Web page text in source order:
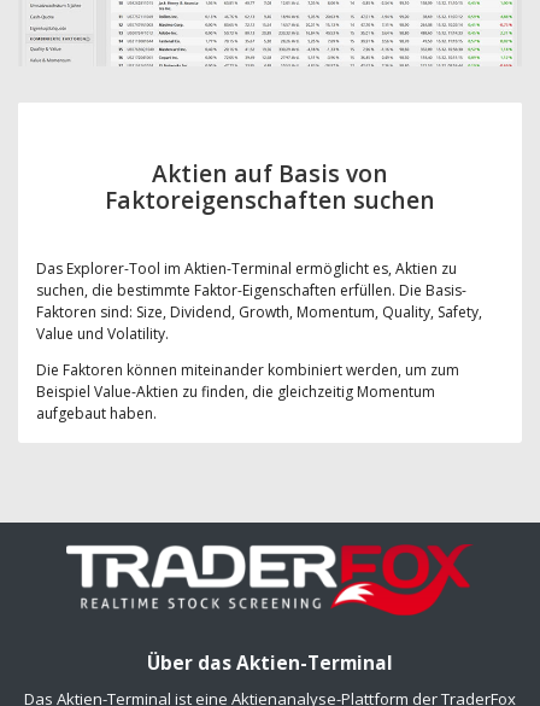
Aktien auf Basis von
Faktoreigenschaften suchen
Das Explorer-Tool im Aktien-Terminal ermöglicht es, Aktien zu
suchen, die bestimmte Faktor-Eigenschaften erfüllen. Die Basis-
Faktoren sind: Size, Dividend, Growth, Momentum, Quality, Safety,
Value und Volatility.
Die Faktoren können miteinander kombiniert werden, um zum
Beispiel Value-Aktien zu finden, die gleichzeitig Momentum
aufgebaut haben.
Über das Aktien-Terminal
Das Aktien-Terminal ist eine Aktienanalyse-Plattform der TraderFox